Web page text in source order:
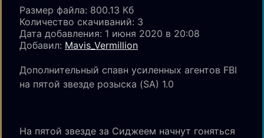
Размер файла: 800.13 Кб
Количество скачиваний: 3
Дата добавления: 1 июня 2020 в 20:08
Добавил: Mavis_Vermillion
Дополнительный спавн усиленных агентов FBI
на пятой звезде розыска (SA) 1.0
На пятой звезде за Сиджеем начнут гоняться